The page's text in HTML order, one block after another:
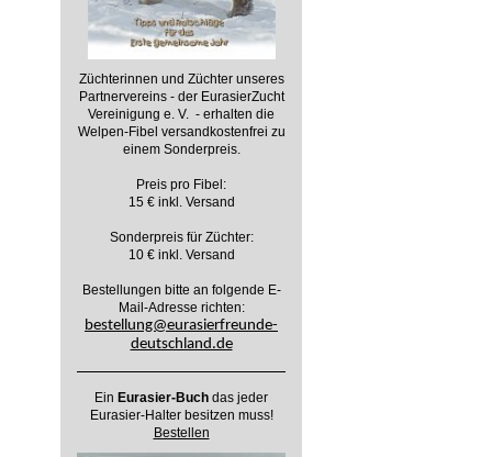
Züchterinnen und Züchter unseres
Partnervereins - der EurasierZucht
Vereinigung e. V. - erhalten die
Welpen-Fibel versandkostenfrei zu
einem Sonderpreis.
Preis pro Fibel:
15 € inkl. Versand
Sonderpreis für Züchter:
10 € inkl. Versand
Bestellungen bitte an folgende E-
Mail-Adresse richten:
bestellung@eurasierfreunde-
deutschland.de
Ein Eurasier-Buch das jeder
Eurasier-Halter besitzen muss!
Bestellen